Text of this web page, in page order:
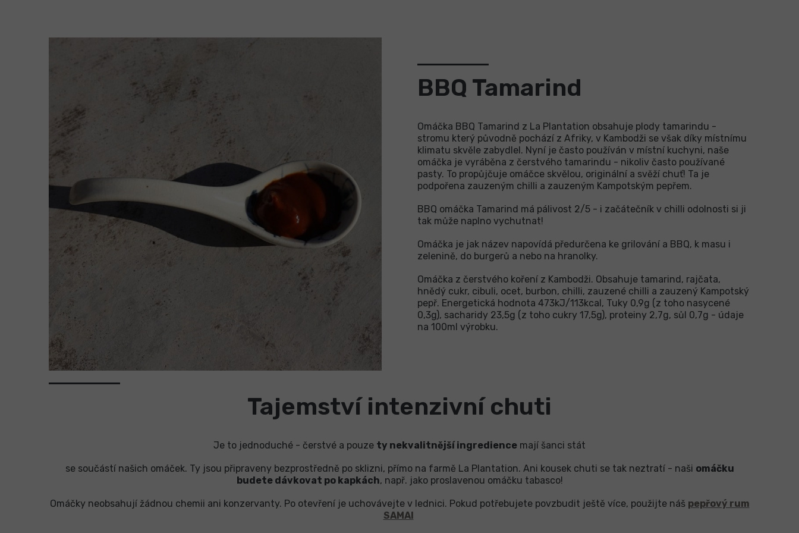
BBQ Tamarind
Omáčka BBQ Tamarind z La Plantation obsahuje plody tamarindu -
stromu který původně pochází z Afriky, v Kambodži se však díky místnímu
klimatu skvěle zabydlel. Nyní je často používán v místní kuchyni, naše
omáčka je vyráběna z čerstvého tamarindu - nikoliv často používané
pasty. To propůjčuje omáčce skvělou, originální a svěží chuť! Ta je
podpořena zauzeným chilli a zauzeným Kampotským pepřem.
BBQ omáčka Tamarind má pálivost 2/5 - i začátečník v chilli odolnosti si ji
tak může naplno vychutnat!
Omáčka je jak název napovídá předurčena ke grilování a BBQ, k masu i
zelenině, do burgerů a nebo na hranolky.
Omáčka z čerstvého koření z Kambodži. Obsahuje tamarind, rajčata,
hnědý cukr, cibuli, ocet, burbon, chilli, zauzené chilli a zauzený Kampotský
pepř. Energetická hodnota 473kJ/113kcal, Tuky 0,9g (z toho nasycené
0,3g), sacharidy 23,5g (z toho cukry 17,5g), proteiny 2,7g, sůl 0,7g - údaje
na 100ml výrobku.
Tajemství intenzivní chuti
Je to jednoduché - čerstvé a pouze ty nekvalitnější ingredience mají šanci stát
se součástí našich omáček. Ty jsou připraveny bezprostředně po sklizni, přímo na farmě La Plantation. Ani kousek chuti se tak neztratí - naši omáčku
budete dávkovat po kapkách, např. jako proslavenou omáčku tabasco!
Omáčky neobsahují žádnou chemii ani konzervanty. Po otevření je uchovávejte v lednici. Pokud potřebujete povzbudit ještě více, použijte náš pepřový rum
SAMAI